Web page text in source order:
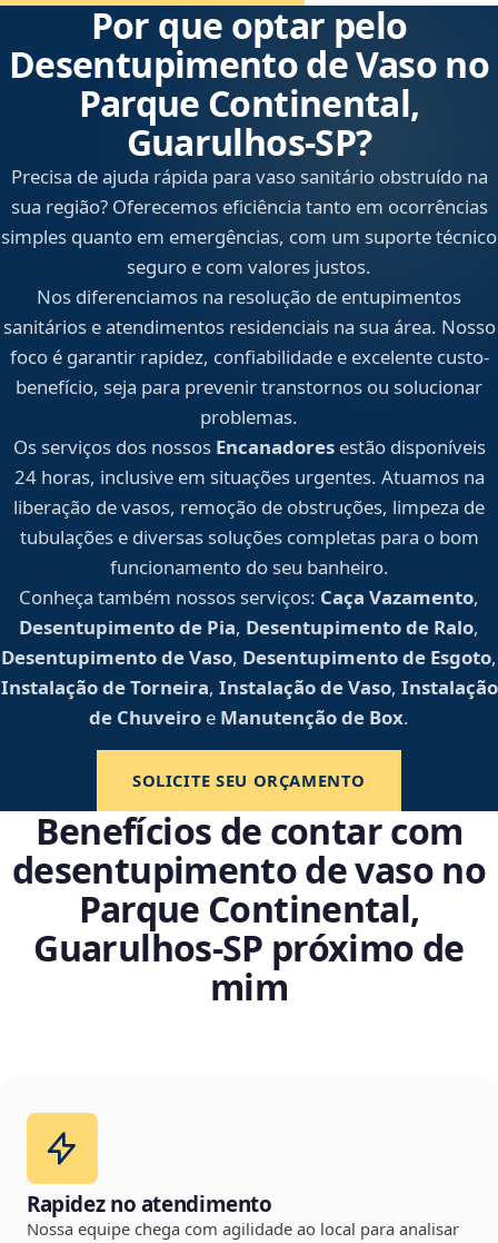
Por que optar pelo
Desentupimento de Vaso no
Parque Continental,
Guarulhos‑SP?
Precisa de ajuda rápida para vaso sanitário obstruído na
sua região? Oferecemos eficiência tanto em ocorrências
simples quanto em emergências, com um suporte técnico
seguro e com valores justos.
Nos diferenciamos na resolução de entupimentos
sanitários e atendimentos residenciais na sua área. Nosso
foco é garantir rapidez, confiabilidade e excelente custo-
benefício, seja para prevenir transtornos ou solucionar
problemas.
Os serviços dos nossos Encanadoresestão disponíveis
24 horas, inclusive em situações urgentes. Atuamos na
liberação de vasos, remoção de obstruções, limpeza de
tubulações e diversas soluções completas para o bom
funcionamento do seu banheiro.
Conheça também nossos serviços: Caça Vazamento,
Desentupimento de Pia, Desentupimento de Ralo,
Desentupimento de Vaso, Desentupimento de Esgoto,
Instalação de Torneira, Instalação de Vaso, Instalação
de Chuveiro e Manutenção de Box.
SOLICITE SEU ORÇAMENTO
Benefícios de contar com
desentupimento de vaso no
Parque Continental,
Guarulhos‑SP próximo de
mim
Rapidez no atendimento
Nossa equipe chega com agilidade ao local para analisar